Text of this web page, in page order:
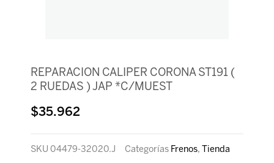
REPARACION CALIPER CORONA ST191 (
2 RUEDAS ) JAP *C/MUEST
$35.962
SKU 04479-32020.J Categorías Frenos, Tienda